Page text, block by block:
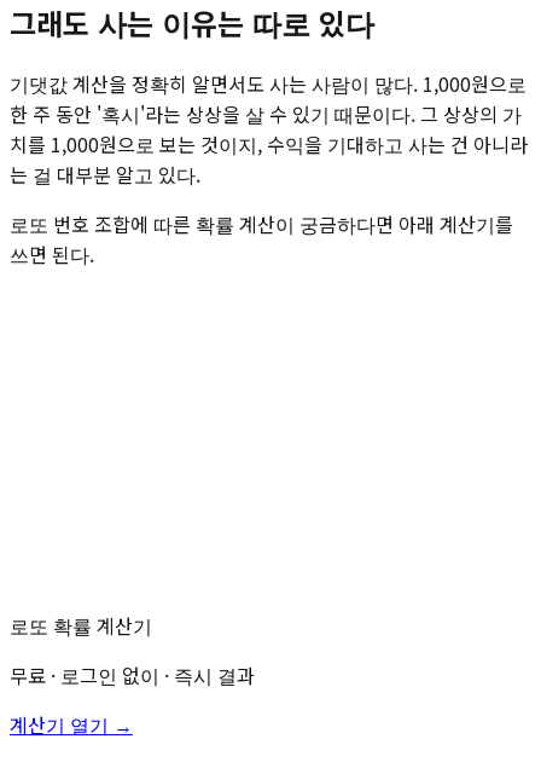
그래도 사는 이유는 따로 있다
기댓값 계산을 정확히 알면서도 사는 사람이 많다. 1,000원으로
한 주 동안 '혹시'라는 상상을 살 수 있기 때문이다. 그 상상의 가
치를 1,000원으로 보는 것이지, 수익을 기대하고 사는 건 아니라
는 걸 대부분 알고 있다.
로또 번호 조합에 따른 확률 계산이 궁금하다면 아래 계산기를
쓰면 된다.
로또 확률 계산기
무료 · 로그인 없이 · 즉시 결과
계산기 열기 →